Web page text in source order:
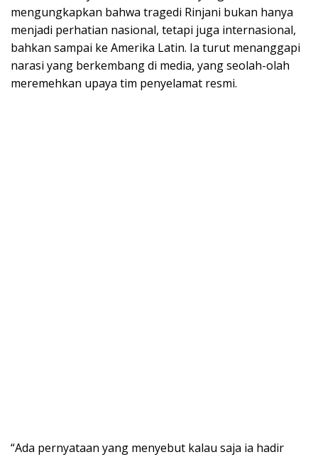
mengungkapkan bahwa tragedi Rinjani bukan hanya
menjadi perhatian nasional, tetapi juga internasional,
bahkan sampai ke Amerika Latin. Ia turut menanggapi
narasi yang berkembang di media, yang seolah-olah
meremehkan upaya tim penyelamat resmi.
“Ada pernyataan yang menyebut kalau saja ia hadir